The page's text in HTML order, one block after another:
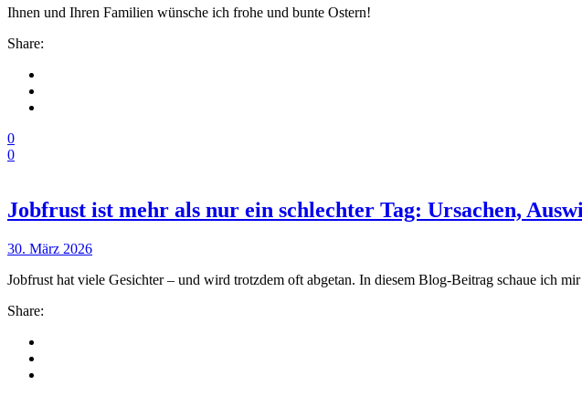
Ihnen und Ihren Familien wünsche ich frohe und bunte Ostern!
Share:
0
0
Jobfrust ist mehr als nur ein schlechter Tag: Ursachen,
30. März 2026
Jobfrust hat viele Gesichter – und wird trotzdem oft abgetan. In diesem Blog-Beitrag schaue ich
Share: